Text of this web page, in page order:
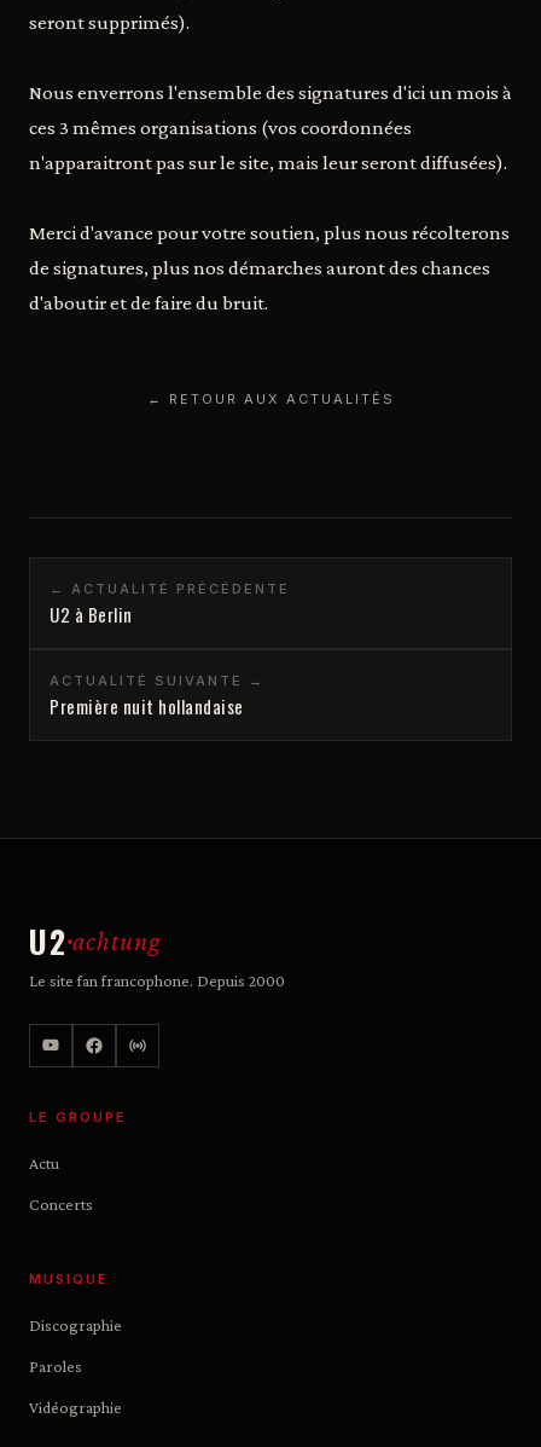
seront supprimés).
Nous enverrons l'ensemble des signatures d'ici un mois à
ces 3 mêmes organisations (vos coordonnées
n'apparaitront pas sur le site, mais leur seront diffusées).
Merci d'avance pour votre soutien, plus nous récolterons
de signatures, plus nos démarches auront des chances
d'aboutir et de faire du bruit.
← RETOUR AUX ACTUALITÉS
← ACTUALITÉ PRÉCÉDENTE
U2 à Berlin
ACTUALITÉ SUIVANTE →
Première nuit hollandaise
U2 achtung
Le site fan francophone. Depuis 2000
LE GROUPE
Actu
Concerts
MUSIQUE
Discographie
Paroles
Vidéographie